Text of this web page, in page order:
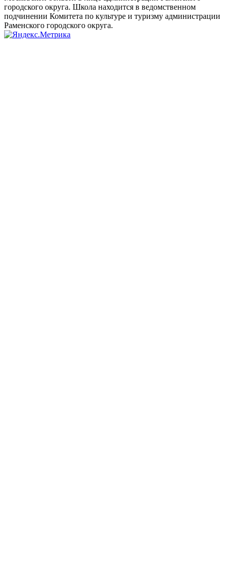
городского округа. Школа находится в ведомственном
подчинении Комитета по культуре и туризму администрации
Раменского городского округа.